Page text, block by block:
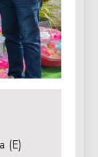
(E)